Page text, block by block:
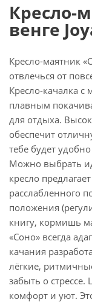
Кресло-
венге
Кресло-маятник
отвлечься от
Кресло-качалка
плавным
для отдыха.
обеспечит
тебе будет
Можно выбрать
кресло
расслабленного
положения
книгу, кормишь
«Соно» всегда
качания
лёгкие,
забыть о
комфорт и уют.